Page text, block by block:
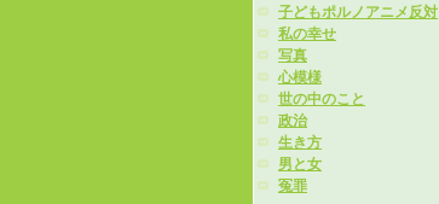
子どもポルノアニメ反対
私の幸せ
写真
心模様
世の中のこと
政治
生き方
男と女
冤罪